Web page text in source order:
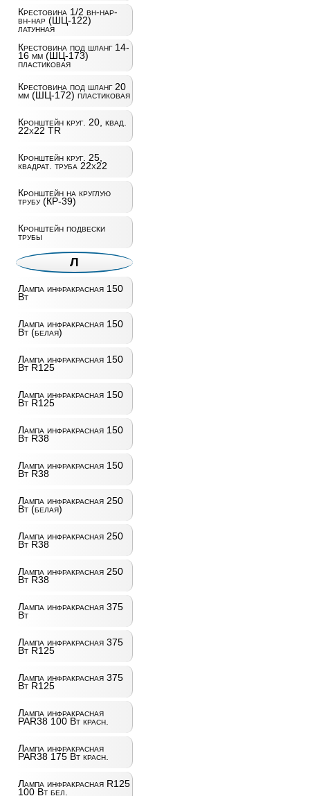
Крестовина 1/2 вн-нар-
вн-нар (ШЦ-122)
латунная
Крестовина под шланг 14-
16 мм (ШЦ-173)
пластиковая
Крестовина под шланг 20
мм (ШЦ-172) пластиковая
Кронштейн круг. 20, квад.
22х22 TR
Кронштейн круг. 25,
квадрат. труба 22х22
Кронштейн на круглую
трубу (КР-39)
Кронштейн подвески
трубы
Л
Лампа инфракрасная 150
Вт
Лампа инфракрасная 150
Вт (белая)
Лампа инфракрасная 150
Вт R125
Лампа инфракрасная 150
Вт R125
Лампа инфракрасная 150
Вт R38
Лампа инфракрасная 150
Вт R38
Лампа инфракрасная 250
Вт (белая)
Лампа инфракрасная 250
Вт R38
Лампа инфракрасная 250
Вт R38
Лампа инфракрасная 375
Вт
Лампа инфракрасная 375
Вт R125
Лампа инфракрасная 375
Вт R125
Лампа инфракрасная
PAR38 100 Вт красн.
Лампа инфракрасная
PAR38 175 Вт красн.
Лампа инфракрасная R125
100 Вт бел.